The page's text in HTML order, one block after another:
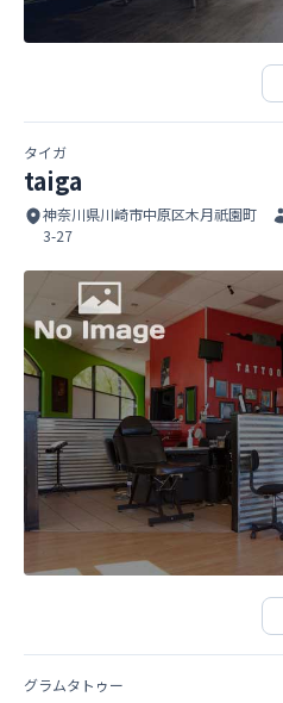
タイガ
taiga
神奈川県川崎市中原区木月祇園町
3-27
taiga
グラムタトゥー